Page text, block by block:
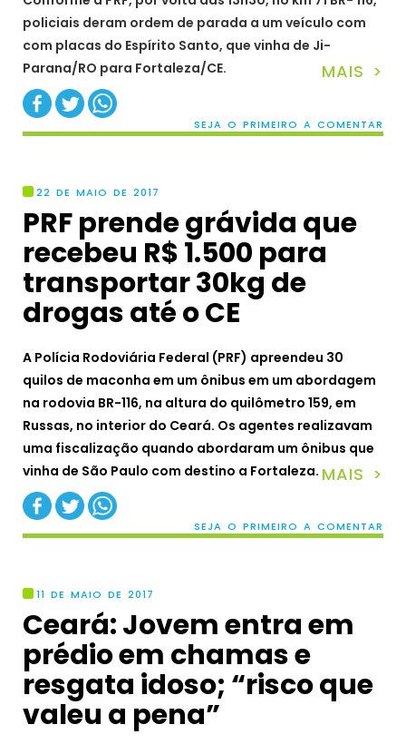
policiais deram ordem de parada a um veículo com
com placas do Espírito Santo, que vinha de Ji-
Parana/RO para Fortaleza/CE.
MAIS >
SEJA O PRIMEIRO A COMENTAR
22 DE MAIO DE 2017
PRF prende grávida que
recebeu R$ 1.500 para
transportar 30kg de
drogas até o CE
A Polícia Rodoviária Federal (PRF) apreendeu 30
quilos de maconha em um ônibus em um abordagem
na rodovia BR-116, na altura do quilômetro 159, em
Russas, no interior do Ceará. Os agentes realizavam
uma fiscalização quando abordaram um ônibus que
vinha de São Paulo com destino a Fortaleza. MAIS >
SEJA O PRIMEIRO A COMENTAR
11 DE MAIO DE 2017
Ceará: Jovem entra em
prédio em chamas e
resgata idoso; “risco que
valeu a pena”